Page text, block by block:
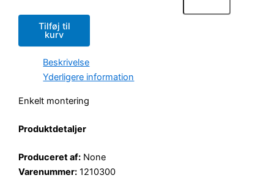
Tilføj til
kurv
Beskrivelse
Yderligere information
Enkelt montering
Produktdetaljer
Produceret af: None
Varenummer: 1210300